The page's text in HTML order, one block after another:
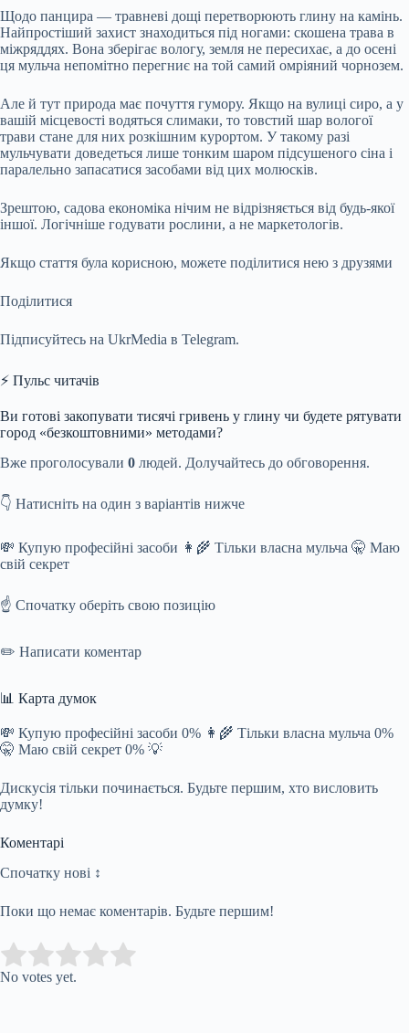
Щодо панцира — травневі дощі перетворюють глину на камінь.
Найпростіший захист знаходиться під ногами: скошена трава в
міжряддях. Вона зберігає вологу, земля не пересихає, а до осені
ця мульча непомітно перегниє на той самий омріяний чорнозем.
Але й тут природа має почуття гумору. Якщо на вулиці сиро, а у
вашій місцевості водяться слимаки, то товстий шар вологої
трави стане для них розкішним курортом. У такому разі
мульчувати доведеться лише тонким шаром підсушеного сіна і
паралельно запасатися засобами від цих молюсків.
Зрештою, садова економіка нічим не відрізняється від будь-якої
іншої. Логічніше годувати рослини, а не маркетологів.
Якщо стаття була корисною, можете поділитися нею з друзями
Поділитися
Підписуйтесь на UkrMedia в Telegram.
⚡ Пульс читачів
Ви готові закопувати тисячі гривень у глину чи будете рятувати
город «безкоштовними» методами?
Вже проголосували 0 людей. Долучайтесь до обговорення.
👇 Натисніть на один з варіантів нижче
💸 Купую професійні засоби 👩‍🌾 Тільки власна мульча 🤫 Маю
свій секрет
☝️ Спочатку оберіть свою позицію
✏️ Написати коментар
📊 Карта думок
💸 Купую професійні засоби 0% 👩‍🌾 Тільки власна мульча 0%
🤫 Маю свій секрет 0% 💡
Дискусія тільки починається. Будьте першим, хто висловить
думку!
Коментарі
Спочатку нові ↕
Поки що немає коментарів. Будьте першим!
Rate this item:
No votes yet.